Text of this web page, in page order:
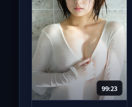
99:23